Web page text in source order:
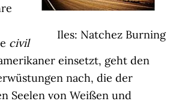
Iles: Natchez Burning
civil
einsetzt, geht den
nach, die der
Seelen von Weißen und